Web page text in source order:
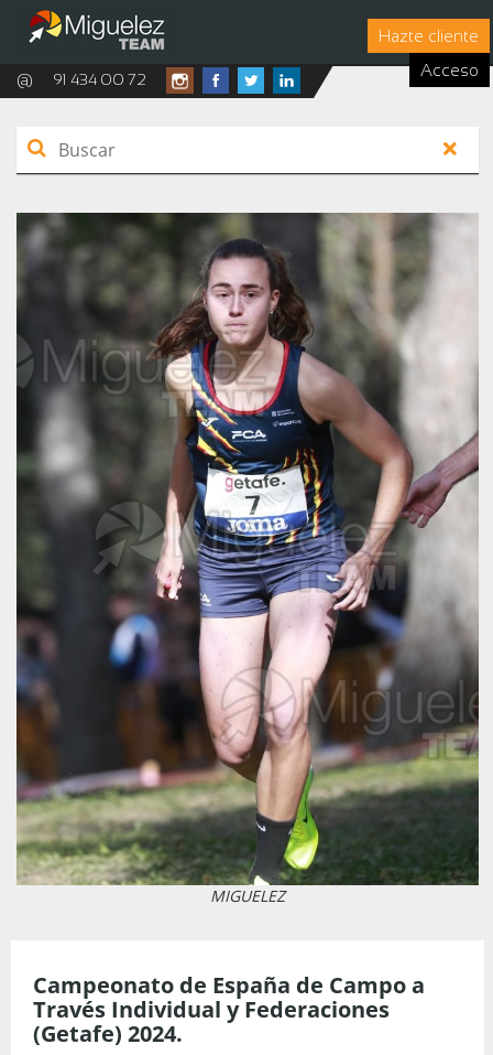
Hazte cliente
Acceso
@ 91 434 00 72
MIGUELEZ
Campeonato de España de Campo a
Través Individual y Federaciones
(Getafe) 2024.